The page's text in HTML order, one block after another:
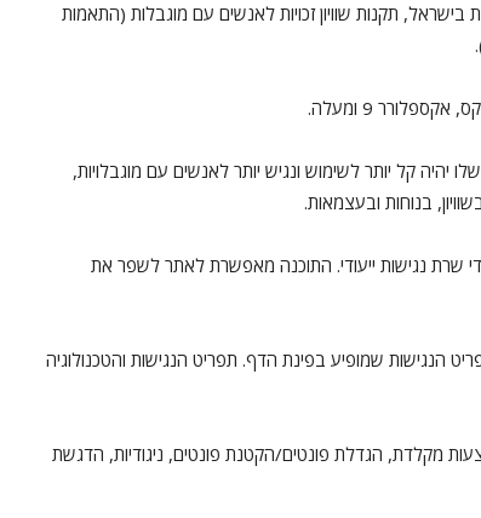
תקנות שוויון זכויות לאנשים עם מוגבלות (התאמות
9 ומעלה.
קל יותר לשימוש ונגיש יותר לאנשים עם מוגבלויות,
בנוחות ובעצמאות.
שרת נגישות ייעודי. התוכנה מאפשרת לאתר לשפר את
הנגישות שמופיע בפינת הדף. תפריט הנגישות והטכנולוגיה
מקלדת, הגדלת פונטים/הקטנת פונטים, ניגודיות, הדגשת